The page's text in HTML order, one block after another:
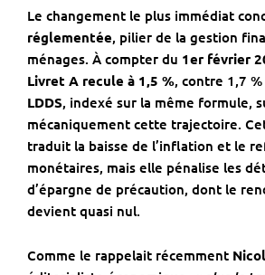
Le changement le plus immédiat
réglementée, pilier de la gestion
ménages. À compter du 1er février
Livret A recule à 1,5 %, contre 1,7
LDDS, indexé sur la même formule,
mécaniquement cette trajectoire.
traduit la baisse de l’inflation et le
monétaires, mais elle pénalise les
d’épargne de précaution, dont le
devient quasi nul.
Comme le rappelait récemment